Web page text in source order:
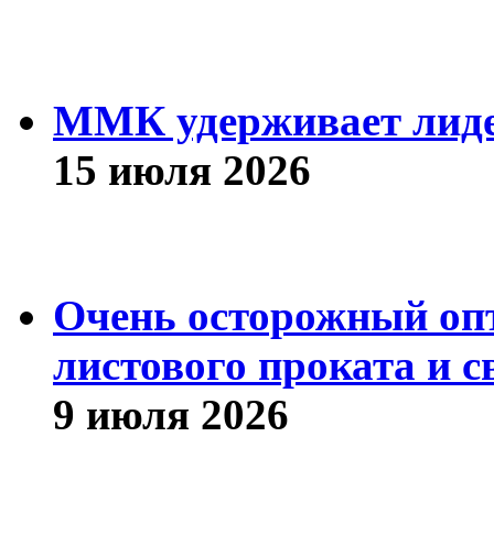
ММК удерживает
15 июля 2026
Очень осторожный
листового проката и
9 июля 2026